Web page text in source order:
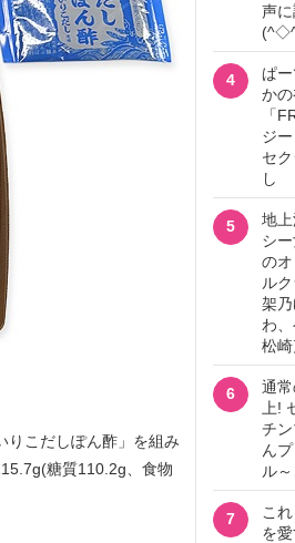
こだしぽん酢」を組み
糖質110.2g、食物
声
4
ぱ
か
「
ジ
セ
し
5
地
シ
の
ル
架
わ
松
6
通
上!
チ
ん
ル
7
こ
を